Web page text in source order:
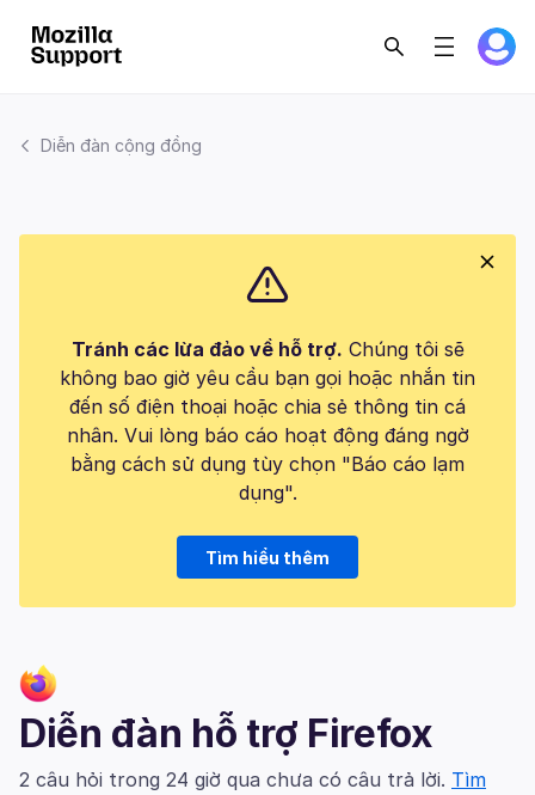
Diễn đàn cộng đồng
Tránh các lừa đảo về hỗ trợ. Chúng tôi sẽ
không bao giờ yêu cầu bạn gọi hoặc nhắn tin
đến số điện thoại hoặc chia sẻ thông tin cá
nhân. Vui lòng báo cáo hoạt động đáng ngờ
bằng cách sử dụng tùy chọn "Báo cáo lạm
dụng".
Tìm hiểu thêm
Diễn đàn hỗ trợ Firefox
2 câu hỏi trong 24 giờ qua chưa có câu trả lời. Tìm